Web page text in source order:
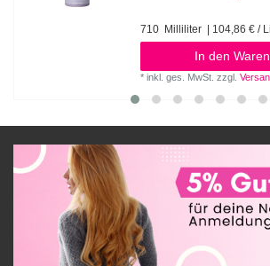
710 Milliliter | 104,86 € /
In den
*inkl. ges. MwSt. zzgl.